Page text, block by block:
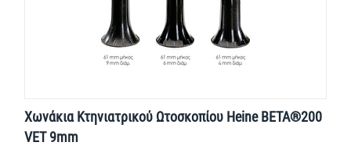
Χωνάκια Κτηνιατρικού Ωτοσκοπίου Heine BΕΤΑ®200
VET 9mm